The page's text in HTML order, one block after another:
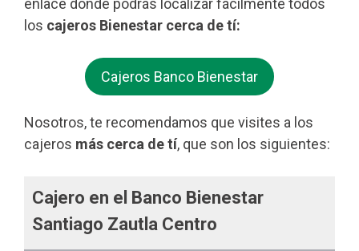
enlace donde podrás localizar fácilmente todos
los cajeros Bienestar cerca de tí:
Cajeros Banco Bienestar
Nosotros, te recomendamos que visites a los
cajeros más cerca de tí, que son los siguientes:
Cajero en el Banco Bienestar
Santiago Zautla Centro